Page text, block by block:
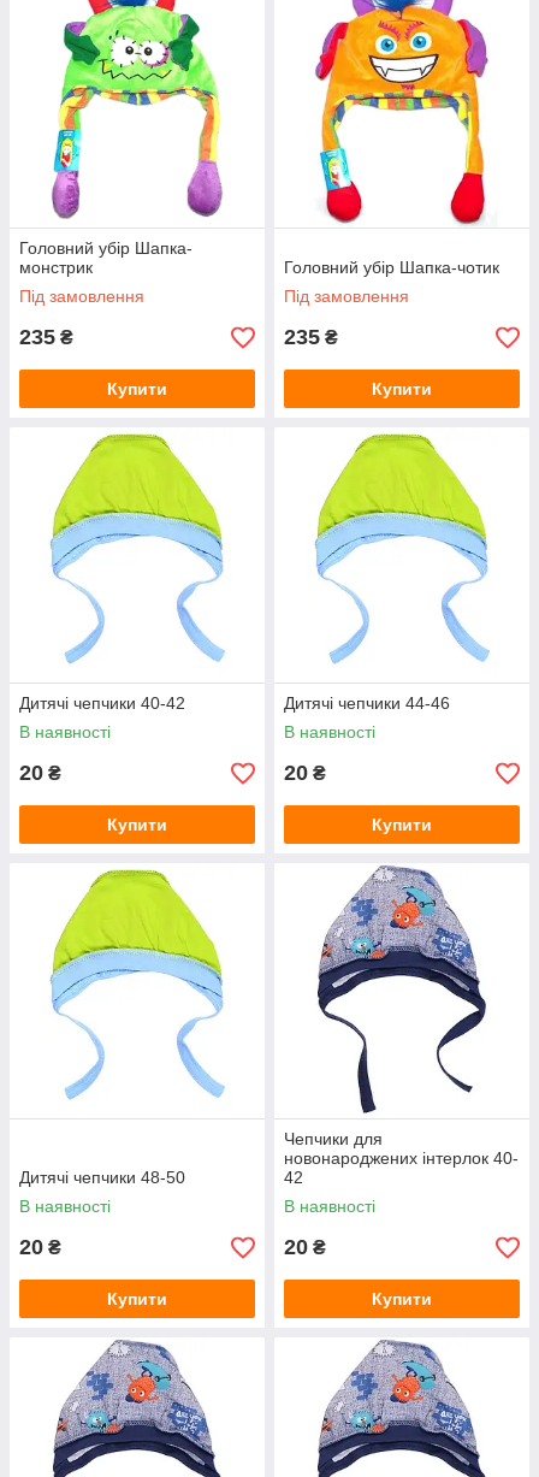
Головний убір Шапка-
монстрик
Під замовлення
235 ₴
Купити
Головний убір Шапка-чотик
Під замовлення
235 ₴
Купити
Дитячі чепчики 40-42
В наявності
20 ₴
Купити
Дитячі чепчики 44-46
В наявності
20 ₴
Купити
Дитячі чепчики 48-50
В наявності
20 ₴
Купити
Чепчики для
новонароджених інтерлок 40-
42
В наявності
20 ₴
Купити